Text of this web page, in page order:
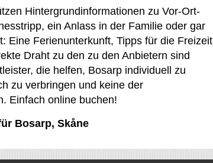
Hintergrundinformationen zu Vor-Ort-
ein Anlass in der Familie oder gar
Eine Ferienunterkunft, Tipps für die Freizeit
Draht zu den zu den Anbietern sind
die helfen, Bosarp individuell zu
zu verbringen und keine der
Einfach online buchen!
Bosarp, Skåne